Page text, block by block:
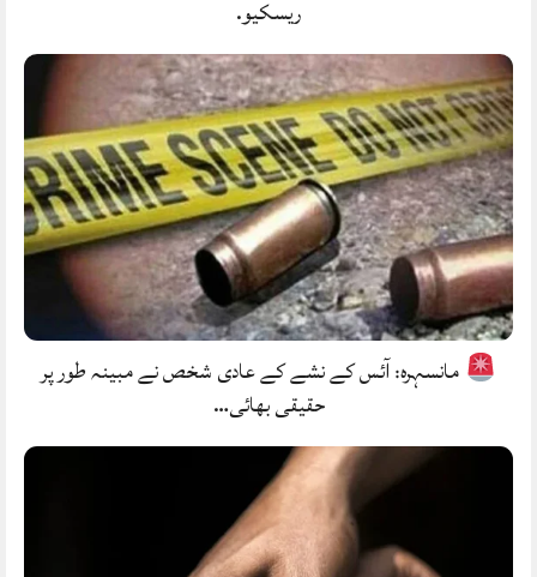
ریسکیو.
مانسہرہ: آئس کے نشے کے عادی شخص نے مبینہ طور پر
حقیقی بھائی…